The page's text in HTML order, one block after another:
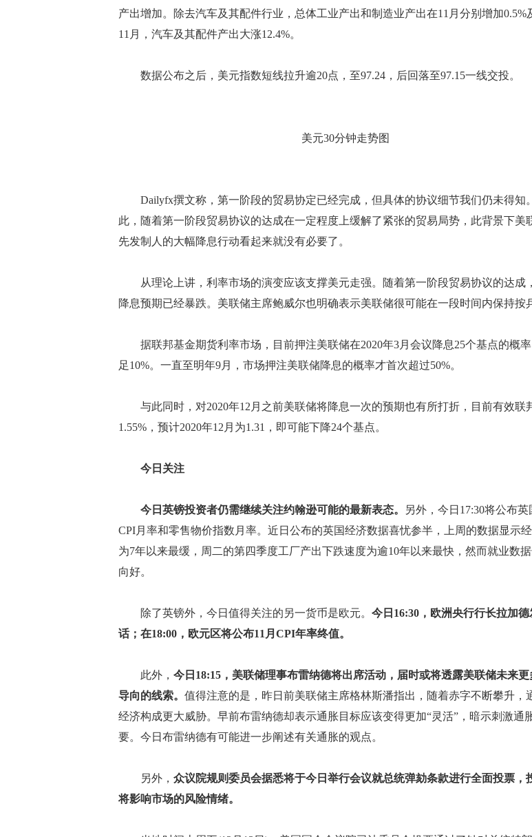
产出增加。除去汽车及其配件行业，总体工业产出和制造业产出在11月分别增加0.5%
11月，汽车及其配件产出大涨12.4%。
数据公布之后，美元指数短线拉升逾20点，至97.24，后回落至97.15一线交投。
美元30分钟走势图
Dailyfx撰文称，第一阶段的贸易协定已经完成，但具体的协议细节我们仍未得知
此，随着第一阶段贸易协议的达成在一定程度上缓解了紧张的贸易局势，此背景下美
先发制人的大幅降息行动看起来就没有必要了。
从理论上讲，利率市场的演变应该支撑美元走强。随着第一阶段贸易协议的达成
降息预期已经暴跌。美联储主席鲍威尔也明确表示美联储很可能在一段时间内保持按
据联邦基金期货利率市场，目前押注美联储在2020年3月会议降息25个基点的概
足10%。一直至明年9月，市场押注美联储降息的概率才首次超过50%。
与此同时，对2020年12月之前美联储将降息一次的预期也有所打折，目前有效联
1.55%，预计2020年12月为1.31，即可能下降24个基点。
今日关注
今日英镑投资者仍需继续关注约翰逊可能的最新表态。
另外，今日17:30将公布英
CPI月率和零售物价指数月率。近日公布的英国经济数据喜忧参半，上周的数据显示
为7年以来最缓，周二的第四季度工厂产出下跌速度为逾10年以来最快，然而就业数
向好。
除了英镑外，今日值得关注的另一货币是欧元。 今日16:30，欧洲央行行长拉加
话；在18:00，欧元区将公布11月CPI年率终值。
此外， 今日18:15，美联储理事布雷纳德将出席活动，届时或将透露美联储未来更
导向的线索。 值得注意的是，昨日前美联储主席格林斯潘指出，随着赤字不断攀升，
经济构成更大威胁。早前布雷纳德却表示通胀目标应该变得更加“灵活”，暗示刺激通
要。今日布雷纳德有可能进一步阐述有关通胀的观点。
另外， 众议院规则委员会据悉将于今日举行会议就总统弹劾条款进行全面投票，
将影响市场的风险情绪。